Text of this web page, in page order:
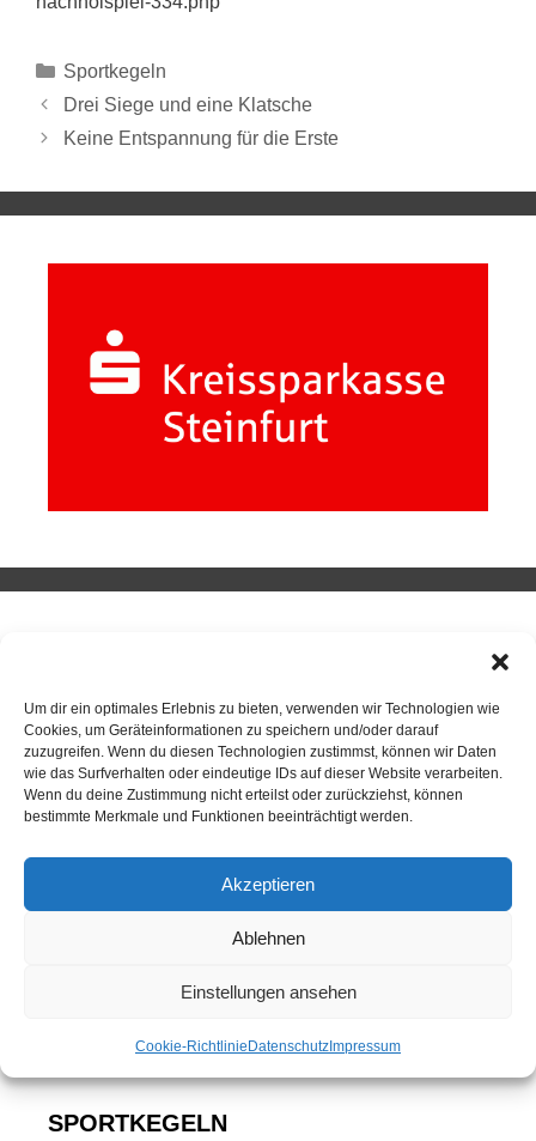
Um dir ein optimales Erlebnis zu bieten, verwenden wir Technologien wie
Cookies, um Geräteinformationen zu speichern und/oder darauf
zuzugreifen. Wenn du diesen Technologien zustimmst, können wir Daten
wie das Surfverhalten oder eindeutige IDs auf dieser Website verarbeiten.
Wenn du deine Zustimmung nicht erteilst oder zurückziehst, können
bestimmte Merkmale und Funktionen beeinträchtigt werden.
Akzeptieren
Ablehnen
Einstellungen ansehen
Cookie-Richtlinie Datenschutz Impressum
Sportkegeln
Drei Siege und eine Klatsche
Keine Entspannung für die Erste
Neuigkeiten
Sportkegeln
Mannschaften
Kegelsportanlage Wittlerdamm
SPORTKEGELN